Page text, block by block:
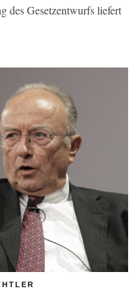
des Gesetzentwurfs liefert